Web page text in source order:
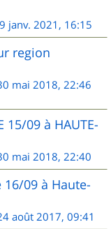
janv. 2021, 16:15
region
mai 2018, 22:46
15/09 à HAUTE-
mai 2018, 22:40
16/09 à Haute-
août 2017, 09:41